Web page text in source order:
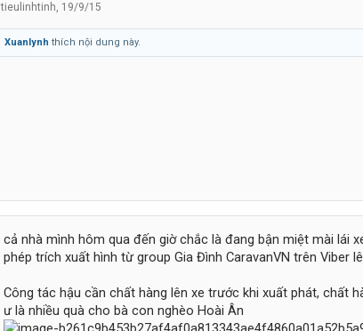
tieulinhtinh, 19/9/15
Xuanlynh thích nội dung này.
cả nhà mình hôm qua đến giờ chắc là đang bận miệt mài lái
phép trích xuất hình từ group Gia Đình CaravanVN trên Viber
Công tác hậu cần chất hàng lên xe trước khi xuất phát, chất
ư là nhiều quà cho bà con nghèo Hoài Ân